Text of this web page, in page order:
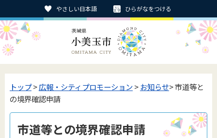
やさしい日本語 ひらがなをつける
トップ>広報・シティプロモーション>お知らせ> 市道等と
の境界確認申請
市道等との境界確認申請